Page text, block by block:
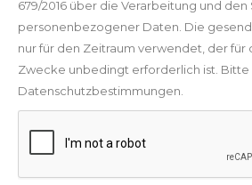
679/2016 über die Verarbeitung und den
personenbezogener Daten. Die
nur für den Zeitraum verwendet, der
Zwecke unbedingt erforderlich ist.
Datenschutzbestimmungen.